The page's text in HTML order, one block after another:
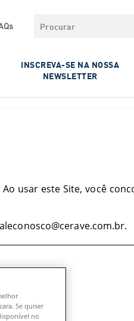
Procurar
INSCREVA-SE NA NOSSA
NEWSLETTER
Ao usar este Site, você
.
Se quiser
no